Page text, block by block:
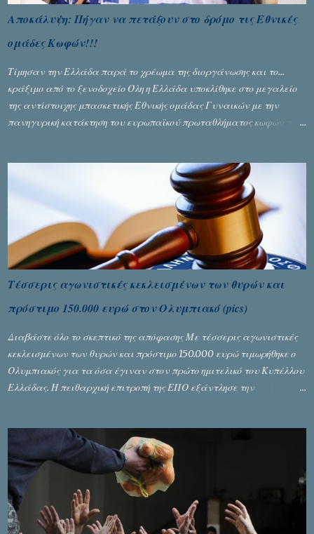
Αποκάλυψη: Πήγαν να πετάξουν στο δρόμο τις Εθνικές
ομάδες Κωφών!!!
Τίμησαν την Ελλάδα παρά το χρέωμα της διοργάνωσης και το...
κράξιμο από το ξενοδοχείο Όλη η Ελλάδα υποκλίθηκε στο μεγαλείο
της αντίστοιχης μπασκετικής Εθνικής ομάδας Γυναικών με την
πανηγυρική κατάκτηση του ευρωπαϊκού πρωταθλήματος κωφών που
Ζέρβα με την πορεία τους που ολοκληρώθηκε με τη νίκη τους στον
τελικό επί της Λιθουανίας, υπάρχουν και τα δυσάρεστα. Τα πολύ
δυσάρεστα...
Τέσσερις αγωνιστικές κεκλεισμένων των θυρών και
πρόστιμο 150.000 ευρώ στον Ολυμπιακό (pics)
Διαβάστε όλο το σκεπτικό της απόφασης Με τέσσερις αγωνιστικές
κεκλεισμένων των θυρών και πρόστιμο 150.000 ευρώ τιμωρήθηκε ο
Ολυμπιακός για τα όσα έγιναν στον πρώτο ημιτελικό του Κυπέλλου
Ελλάδας. Η πειθαρχική επιτροπή της ΕΠΟ εξάντλησε την
αφαίρεσης βαθμών, όπως απαιτούσαν, αφού κάτι τέτοιο δεν ήταν
εφικτό, σύμφωνα με τα στοιχεία...